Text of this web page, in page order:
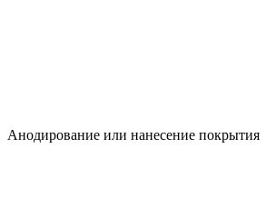
Анодирование или нанесение покрытия